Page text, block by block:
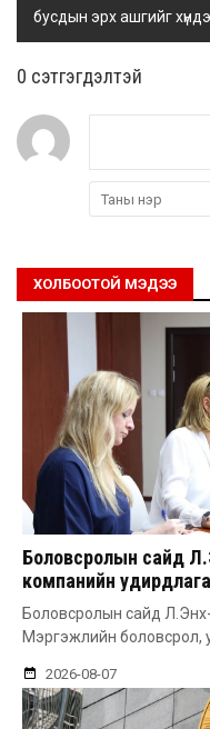
бусдын эрх ашгийг
0 cэтгэгдэлтэй
ХОЛБООТОЙ МЭДЭЭ
Боловсролын сайд
компанийн
Боловсролын сайд
Мэргэжлийн боловсрол,
2026-08-07